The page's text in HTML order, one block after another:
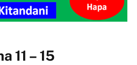
11 – 15